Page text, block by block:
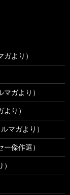
より）
ガより）
り）
マガより）
傑作選）